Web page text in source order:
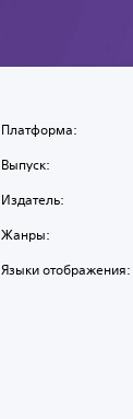
Платформа:
Выпуск:
Издатель:
Жанры:
Языки отображения: